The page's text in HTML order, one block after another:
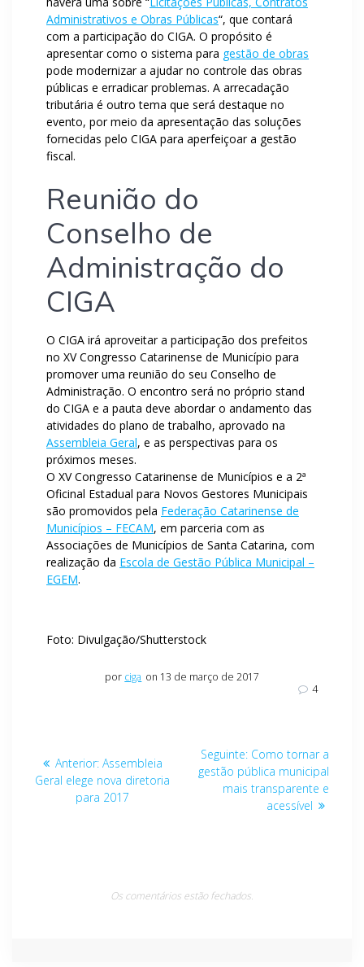
Administrativos e Obras Públicas“, que contará
com a participação do CIGA. O propósito é
apresentar como o sistema para gestão de obras
pode modernizar a ajudar no controle das obras
públicas e erradicar problemas. A arrecadação
tributária é outro tema que será destaque no
evento, por meio da apresentação das soluções
fornecidas pelo CIGA para aperfeiçoar a gestão
fiscal.
Reunião do
Conselho de
Administração do
CIGA
O CIGA irá aproveitar a participação dos prefeitos
no XV Congresso Catarinense de Município para
promover uma reunião do seu Conselho de
Administração. O encontro será no próprio stand
do CIGA e a pauta deve abordar o andamento das
atividades do plano de trabalho, aprovado na
Assembleia Geral, e as perspectivas para os
próximos meses.
O XV Congresso Catarinense de Municípios e a 2ª
Oficinal Estadual para Novos Gestores Municipais
são promovidos pela Federação Catarinense de
Municípios – FECAM, em parceria com as
Associações de Municípios de Santa Catarina, com
realização da Escola de Gestão Pública Municipal –
EGEM.
Foto: Divulgação/Shutterstock
por ciga on 13 de março de 2017
4
de
Anterior: Post
anterior:
Assembleia
Geral elege nova diretoria
para 2017
Seguinte: Post
seguinte:
Como tornar a
gestão pública municipal
mais transparente e
acessível
Os comentários estão fechados.